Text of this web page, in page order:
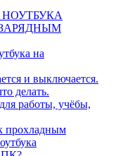
на
и выключается.
делать.
работы, учёбы,
прохладным